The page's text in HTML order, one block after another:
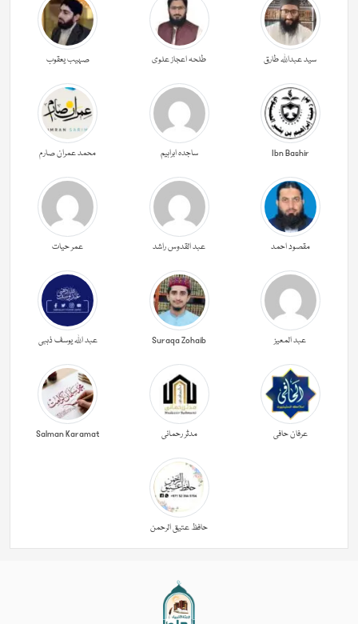
سید عبداللہ طارق طلحہ اعجاز علوی صہیب یعقوب
Ibn Bashir ساجدہ ابراہیم محمد عمران صارم
مقصود احمد عبد القدوس راشد عمر حیات
عبد المعیز Suraqa Zohaib عبد اللہ یوسف ذہبی
عرفان حافی مدثر رحمانی Salman Karamat
حافظ عتیق الرحمن